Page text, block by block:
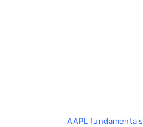
AAPL fundamentals